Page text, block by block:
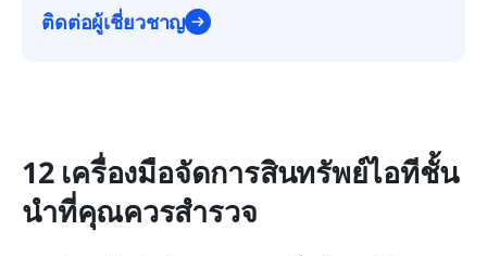
ติดต่อผู้เชี่ยวชาญ
12 เครื่องมือจัดการสินทรัพย์ไอทีชั้น
นำที่คุณควรสำรวจ